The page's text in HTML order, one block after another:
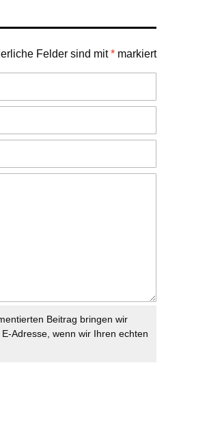
Felder sind mit* markiert
Beitrag bringen wir
Adresse, wenn wir Ihren echten